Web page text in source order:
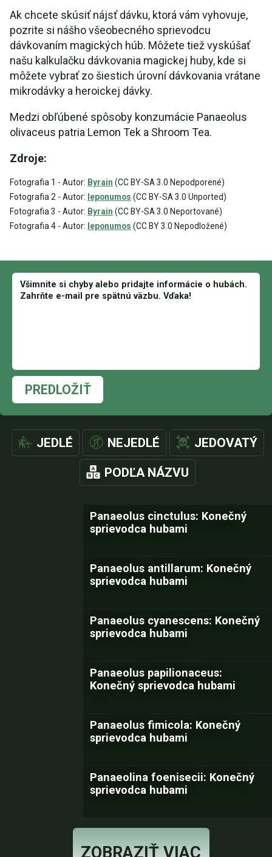
Ak chcete skúsiť nájsť dávku, ktorá vám vyhovuje,
pozrite si nášho všeobecného sprievodcu
dávkovaním magických húb. Môžete tiež vyskúšať
našu kalkulačku dávkovania magickej huby, kde si
môžete vybrať zo šiestich úrovní dávkovania vrátane
mikrodávky a heroickej dávky.
Medzi obľúbené spôsoby konzumácie Panaeolus
olivaceus patria Lemon Tek a Shroom Tea.
Zdroje:
Fotografia 1 - Autor: Byrain (CC BY-SA 3.0 Nepodporené)
Fotografia 2 - Autor: Ieponumos (CC BY-SA 3.0 Unported)
Fotografia 3 - Autor: Byrain (CC BY-SA 3.0 Neportované)
Fotografia 4 - Autor: Ieponumos (CC BY 3.0 Nepodložené)
PREDLOŽIŤ
JEDLÉ NEJEDLÉ JEDOVATÝ
PODĽA NÁZVU
Panaeolus cinctulus: Konečný
sprievodca hubami
Panaeolus antillarum: Konečný
sprievodca hubami
Panaeolus cyanescens: Konečný
sprievodca hubami
Panaeolus papilionaceus:
Konečný sprievodca hubami
Panaeolus fimicola: Konečný
sprievodca hubami
Panaeolina foenisecii: Konečný
sprievodca hubami
ZOBRAZIŤ VIAC